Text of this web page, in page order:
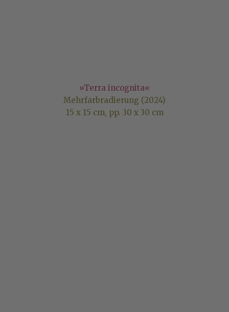
»Terra incognita«
Mehrfarbradierung (2024)
15 x 15 cm, pp. 30 x 30 cm